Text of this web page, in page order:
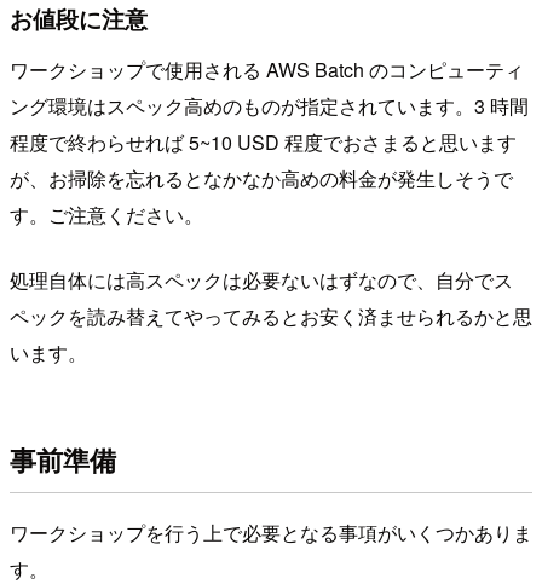
お値段に注意
ワークショップで使用される AWS Batch のコンピューティ
ング環境はスペック高めのものが指定されています。3 時間
程度で終わらせれば 5~10 USD 程度でおさまると思います
が、お掃除を忘れるとなかなか高めの料金が発生しそうで
す。ご注意ください。
処理自体には高スペックは必要ないはずなので、自分でス
ペックを読み替えてやってみるとお安く済ませられるかと思
います。
事前準備
ワークショップを行う上で必要となる事項がいくつかありま
す。